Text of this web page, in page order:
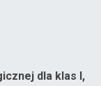
dla klas I,